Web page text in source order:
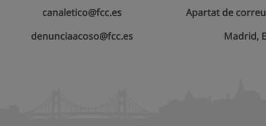
canaletico@fcc.es
denunciaacoso@fcc.es
Apartat de
Madrid,